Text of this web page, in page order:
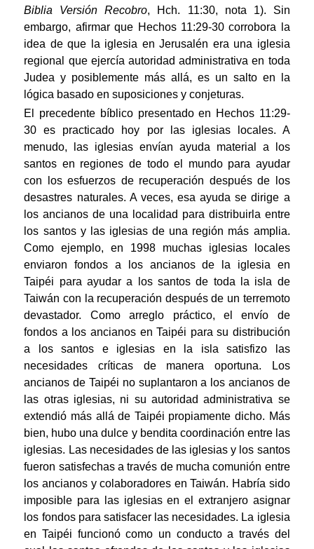
Biblia Versión Recobro, Hch. 11:30, nota 1). Sin
embargo, afirmar que Hechos 11:29-30 corrobora la
idea de que la iglesia en Jerusalén era una iglesia
regional que ejercía autoridad administrativa en toda
Judea y posiblemente más allá, es un salto en la
lógica basado en suposiciones y conjeturas.
El precedente bíblico presentado en Hechos 11:29-
30 es practicado hoy por las iglesias locales. A
menudo, las iglesias envían ayuda material a los
santos en regiones de todo el mundo para ayudar
con los esfuerzos de recuperación después de los
desastres naturales. A veces, esa ayuda se dirige a
los ancianos de una localidad para distribuirla entre
los santos y las iglesias de una región más amplia.
Como ejemplo, en 1998 muchas iglesias locales
enviaron fondos a los ancianos de la iglesia en
Taipéi para ayudar a los santos de toda la isla de
Taiwán con la recuperación después de un terremoto
devastador. Como arreglo práctico, el envío de
fondos a los ancianos en Taipéi para su distribución
a los santos e iglesias en la isla satisfizo las
necesidades críticas de manera oportuna. Los
ancianos de Taipéi no suplantaron a los ancianos de
las otras iglesias, ni su autoridad administrativa se
extendió más allá de Taipéi propiamente dicho. Más
bien, hubo una dulce y bendita coordinación entre las
iglesias. Las necesidades de las iglesias y los santos
fueron satisfechas a través de mucha comunión entre
los ancianos y colaboradores en Taiwán. Habría sido
imposible para las iglesias en el extranjero asignar
los fondos para satisfacer las necesidades. La iglesia
en Taipéi funcionó como un conducto a través del